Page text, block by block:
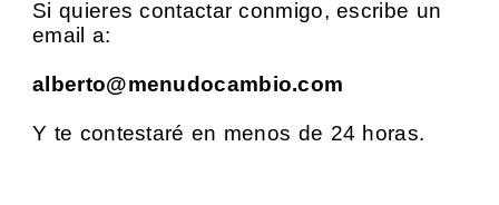
Si quieres contactar conmigo, escribe un
email a:
alberto@menudocambio.com
Y te contestaré en menos de 24 horas.